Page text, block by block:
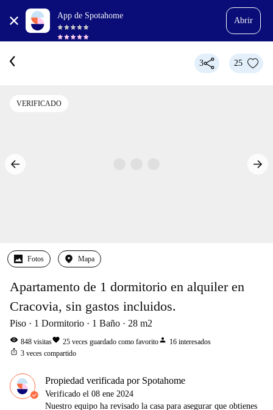
App de Spotahome
Abrir
3 25
VERIFICADO
Fotos Mapa
Apartamento de 1 dormitorio en alquiler en
Cracovia, sin gastos incluidos.
Piso 1 Dormitorio 1 Baño 28 m2
visibility 848 visitasfavorite 25 veces guardado como favoritoperson 16 interesados
ios_share 3 veces compartido
Propiedad verificada por Spotahome
Verificado el 08 ene 2024
Nuestro equipo ha revisado la casa para asegurar que obtienes